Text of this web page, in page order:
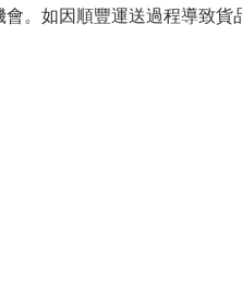
如因順豐運送過程導致貨